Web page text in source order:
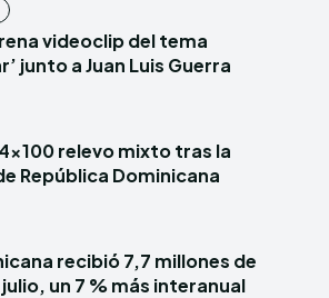
videoclip del tema
junto a Juan Luis Guerra
relevo mixto tras la
República Dominicana
recibió 7,7 millones de
un 7 % más interanual